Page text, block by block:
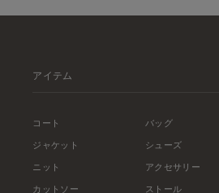
アイテム
コート
ジャケット
ニット
カットソー
バッグ
シューズ
アクセサリー
ストール